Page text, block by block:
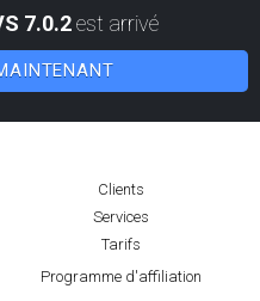
7.0.2est arrivé
Clients
Services
Tarifs
Programme d'affiliation